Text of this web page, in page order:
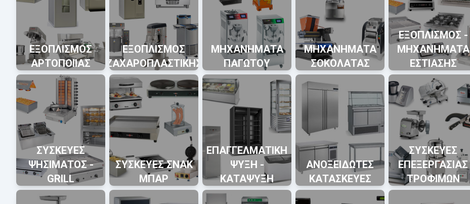
ΕΞΟΠΛΙΣΜΟΣ
ΑΡΤΟΠΟΙΙΑΣ
ΕΞΟΠΛΙΣΜΟΣ
ΖΑΧΑΡΟΠΛΑΣΤΙΚΗΣ
ΜΗΧΑΝΗΜΑΤΑ
ΠΑΓΩΤΟΥ
ΜΗΧΑΝΗΜΑΤΑ
ΣΟΚΟΛΑΤΑΣ
ΕΞΟΠΛΙΣΜΟΣ -
ΜΗΧΑΝΗΜΑΤΑ
ΕΣΤΙΑΣΗΣ
ΣΥΣΚΕΥΕΣ
ΨΗΣΙΜΑΤΟΣ -
GRILL
ΣΥΣΚΕΥΕΣ ΣΝΑΚ
ΜΠΑΡ
ΕΠΑΓΓΕΛΜΑΤΙΚΗ
ΨΥΞΗ -
ΚΑΤΑΨΥΞΗ
ΑΝΟΞΕΙΔΩΤΕΣ
ΚΑΤΑΣΚΕΥΕΣ
ΣΥΣΚΕΥΕΣ
ΕΠΕΞΕΡΓΑΣΙΑΣ
ΤΡΟΦΙΜΩΝ